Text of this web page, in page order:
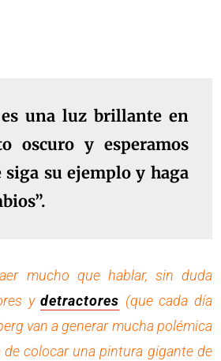
una luz brillante en
oscuro y esperamos
siga su ejemplo y haga
mucho que hablar, sin duda
ydetractores (que cada día
van a generar mucha polémica
colocar una pintura gigante de